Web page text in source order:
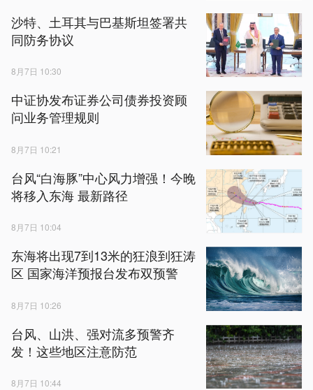
沙特、土耳其与巴基斯坦签署共
同防务协议
8月7日 10:30
中证协发布证券公司债券投资顾
问业务管理规则
8月7日 10:21
台风“白海豚”中心风力增强！今晚
将移入东海 最新路径
8月7日 10:04
东海将出现7到13米的狂浪到狂涛
区 国家海洋预报台发布双预警
8月7日 10:26
台风、山洪、强对流多预警齐
发！这些地区注意防范
8月7日 10:44